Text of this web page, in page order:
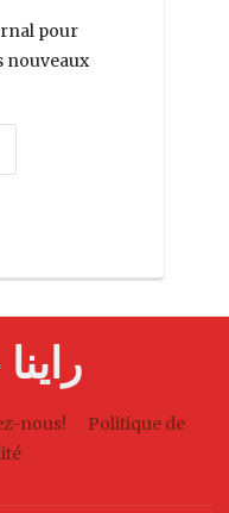
pour
nouveaux
RAÏNA – راينا
nous!
Politique de